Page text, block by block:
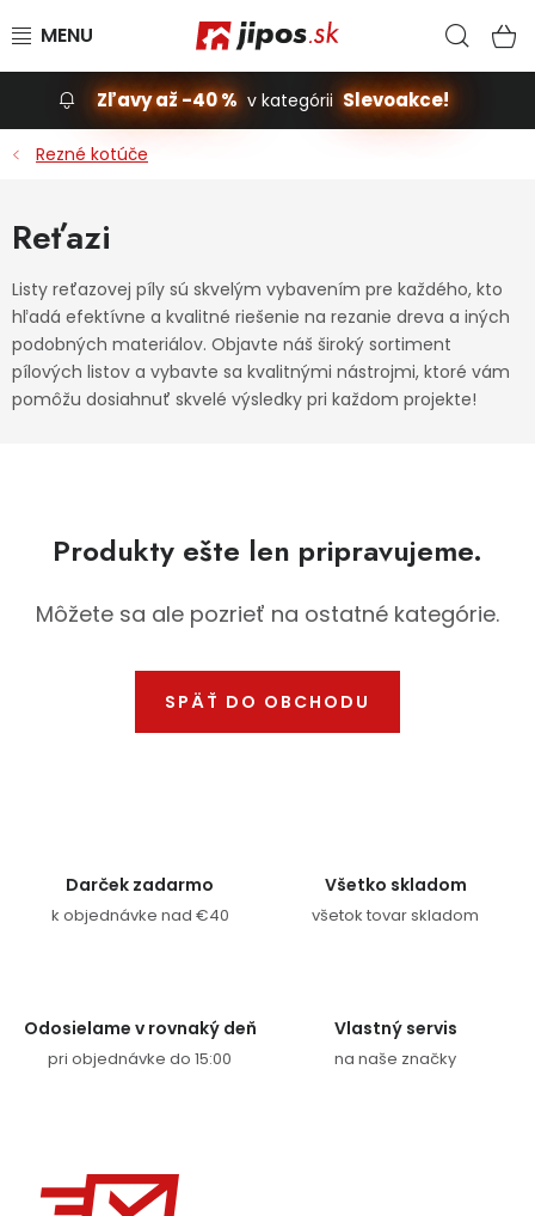
Slevoakce
Záhrada
Príslušenstvo pre automobily
Ochranné pracovné pomôcky
Servis náradia Hodnotenie obchodu
Kontakty
Reklamačný formulár
Zľavy až -40 % v kategórii Slevoakce!
Rezné kotúče
Reťazi
Listy reťazovej píly sú skvelým vybavením pre každého, kto
hľadá efektívne a kvalitné riešenie na rezanie dreva a iných
podobných materiálov. Objavte náš široký sortiment
pílových listov a vybavte sa kvalitnými nástrojmi, ktoré vám
pomôžu dosiahnuť skvelé výsledky pri každom projekte!
Produkty ešte len pripravujeme.
Môžete sa ale pozrieť na ostatné kategórie.
SPÄŤ DO OBCHODU
Darček zadarmo
k objednávke nad €40
Všetko skladom
všetok tovar skladom
Odosielame v rovnaký deň
pri objednávke do 15:00
Vlastný servis
na naše značky